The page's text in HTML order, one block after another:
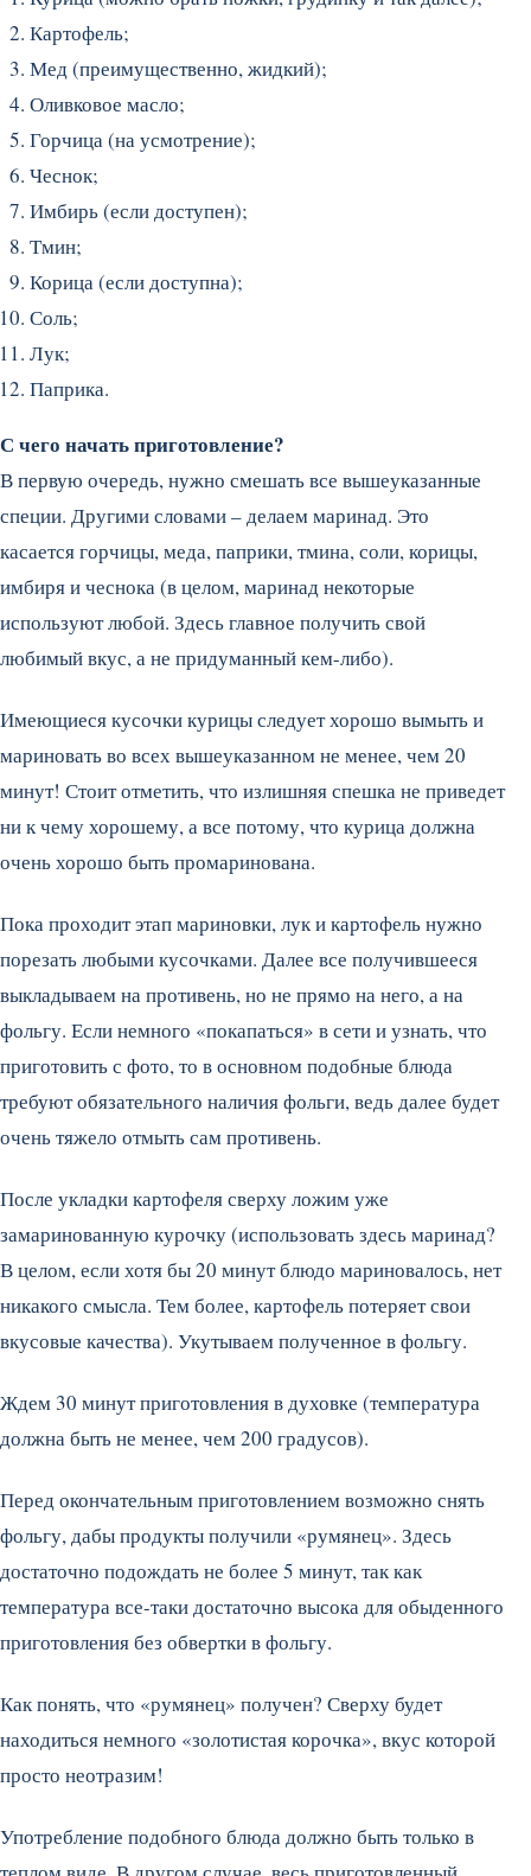
Картофель;
Мед (преимущественно, жидкий);
Оливковое масло;
Горчица (на усмотрение);
Чеснок;
Имбирь (если доступен);
Тмин;
Корица (если доступна);
Соль;
Лук;
Паприка.
С чего начать приготовление?
В первую очередь, нужно смешать все вышеуказанные
специи. Другими словами – делаем маринад. Это
касается горчицы, меда, паприки, тмина, соли, корицы,
имбиря и чеснока (в целом, маринад некоторые
используют любой. Здесь главное получить свой
любимый вкус, а не придуманный кем-либо).
Имеющиеся кусочки курицы следует хорошо вымыть и
мариновать во всех вышеуказанном не менее, чем 20
минут! Стоит отметить, что излишняя спешка не приведет
ни к чему хорошему, а все потому, что курица должна
очень хорошо быть промаринована.
Пока проходит этап мариновки, лук и картофель нужно
порезать любыми кусочками. Далее все получившееся
выкладываем на противень, но не прямо на него, а на
фольгу. Если немного «покапаться» в сети и узнать, что
приготовить с фото, то в основном подобные блюда
требуют обязательного наличия фольги, ведь далее будет
очень тяжело отмыть сам противень.
После укладки картофеля сверху ложим уже
замаринованную курочку (использовать здесь маринад?
В целом, если хотя бы 20 минут блюдо мариновалось, нет
никакого смысла. Тем более, картофель потеряет свои
вкусовые качества). Укутываем полученное в фольгу.
Ждем 30 минут приготовления в духовке (температура
должна быть не менее, чем 200 градусов).
Перед окончательным приготовлением возможно снять
фольгу, дабы продукты получили «румянец». Здесь
достаточно подождать не более 5 минут, так как
температура все-таки достаточно высока для обыденного
приготовления без обвертки в фольгу.
Как понять, что «румянец» получен? Сверху будет
находиться немного «золотистая корочка», вкус которой
просто неотразим!
Употребление подобного блюда должно быть только в